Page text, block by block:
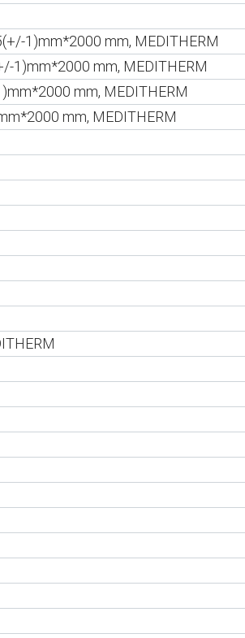
1)mm*2000 mm, MEDITHERM
1)mm*2000 mm, MEDITHERM
mm, MEDITHERM
mm, MEDITHERM